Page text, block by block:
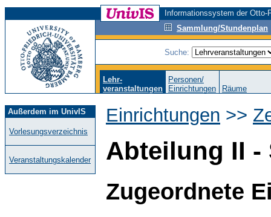
Informationssystem der
Sammlung/Stundenplan
Suche:
Lehr-
veranstaltungen
Personen/
Einrichtungen
Räume
Außerdem im UnivIS
Vorlesungsverzeichnis
Veranstaltungskalender
Einrichtungen >>
Abteilung II -
Zugeordnete